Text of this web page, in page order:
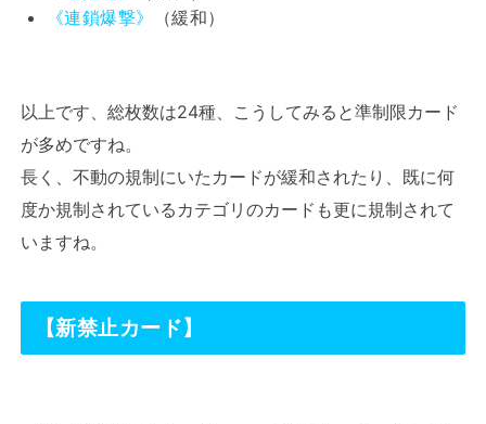
《連鎖爆撃》
（緩和）
以上です、総枚数は24種、こうしてみると準制限カード
が多めですね。
長く、不動の規制にいたカードが緩和されたり、既に何
度か規制されているカテゴリのカードも更に規制されて
いますね。
【新禁止カード】